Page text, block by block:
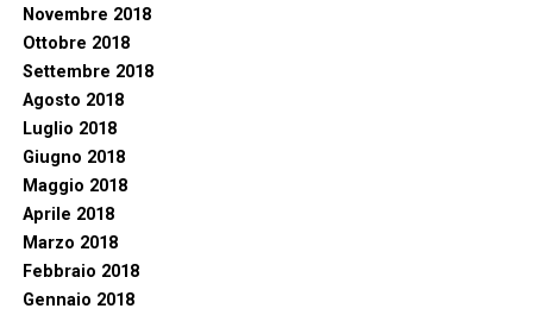
Novembre 2018
Ottobre 2018
Settembre 2018
Agosto 2018
Luglio 2018
Giugno 2018
Maggio 2018
Aprile 2018
Marzo 2018
Febbraio 2018
Gennaio 2018